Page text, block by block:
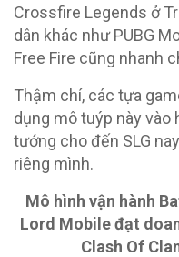
Crossfire Legends ở
dân khác như PUBG
Free Fire cũng nhanh
Thậm chí, các tựa
dụng mô tuýp này vào
tướng cho đến SLG
riêng mình.
Mô hình vận hành
Lord Mobile đạt
Clash Of